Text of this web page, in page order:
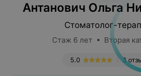
Антанович Ольга
Стоматолог-
Стаж 6 лет • Вторая
3
5.0